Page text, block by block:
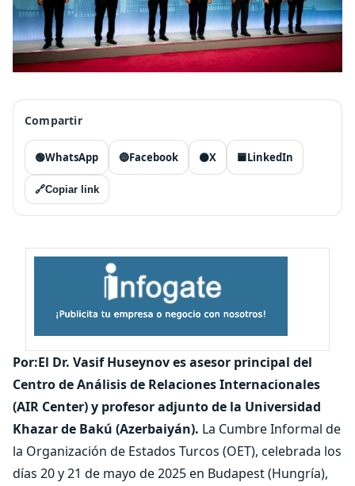
Compartir
🟢WhatsApp 🔵Facebook ⚫X 🟦LinkedIn
🔗Copiar link
Por:El Dr. Vasif Huseynov es asesor principal del
Centro de Análisis de Relaciones Internacionales
(AIR Center) y profesor adjunto de la Universidad
Khazar de Bakú (Azerbaiyán). La Cumbre Informal de
la Organización de Estados Turcos (OET), celebrada los
días 20 y 21 de mayo de 2025 en Budapest (Hungría),